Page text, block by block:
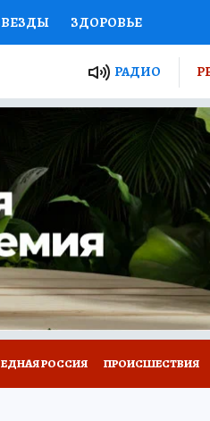
ЗДОРОВЬЕ
РОССИИ
СЕКРЕТЫ
ЖЕЛЕЗА ТУРИЗМ
ГИД ПОТРЕБИТЕЛЯ
РАДИО
РОССИЯ ПРОИСШЕСТВИЯ